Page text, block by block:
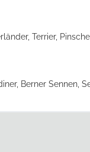
Terrier,
Berner Sennen,